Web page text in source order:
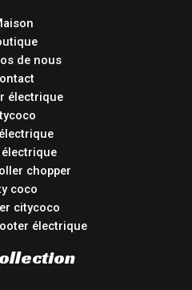
de nous
électrique
chopper
coco
citycoco
électrique